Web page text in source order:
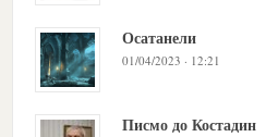
Осатанели
01/04/2023 · 12:21
Писмо до Костадин